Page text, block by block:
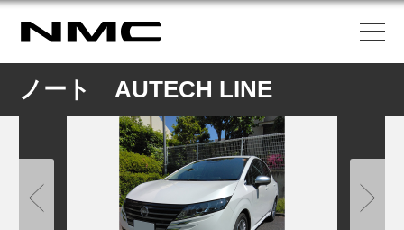
ノート AUTECH LINE